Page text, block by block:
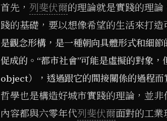
首先， 列斐伏爾的理論就是實踐的理
踐的基礎，要以想像希望的生活來打造
是觀念形構，是一種朝向具體形式和細
促成的。“都市社會”可能是虛擬的對象
object），透過跟它的間接關係的過程而
哲學也是構造好城市實踐的理論，並
內容都與六零年代列斐伏爾面對的工業